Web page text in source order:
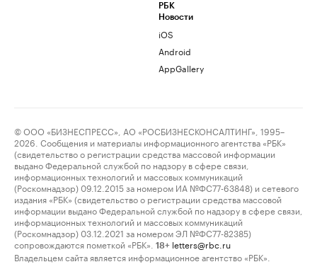
РБК
Новости
iOS
Android
AppGallery
© ООО «БИЗНЕСПРЕСС», АО «РОСБИЗНЕСКОНСАЛТИНГ», 1995–
2026. Сообщения и материалы информационного агентства «РБК»
(свидетельство о регистрации средства массовой информации
выдано Федеральной службой по надзору в сфере связи,
информационных технологий и массовых коммуникаций
(Роскомнадзор) 09.12.2015 за номером ИА №ФС77-63848) и сетевого
издания «РБК» (свидетельство о регистрации средства массовой
информации выдано Федеральной службой по надзору в сфере связи,
информационных технологий и массовых коммуникаций
(Роскомнадзор) 03.12.2021 за номером ЭЛ №ФС77-82385)
сопровождаются пометкой «РБК».
18+ letters@rbc.ru
Владельцем сайта является информационное агентство «РБК».